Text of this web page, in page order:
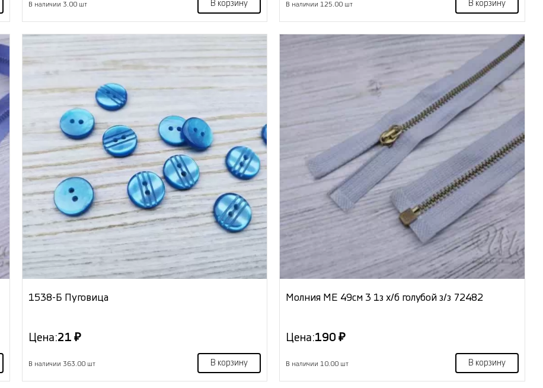
В наличии 3.00 шт В корзину В наличии 125.00 шт В корзину
1538-Б Пуговица
Цена:21 ₽
В наличии 363.00 шт В корзину
Молния МЕ 49см 3 1з х/б голубой з/з 72482
Цена:190 ₽
В наличии 10.00 шт В корзину